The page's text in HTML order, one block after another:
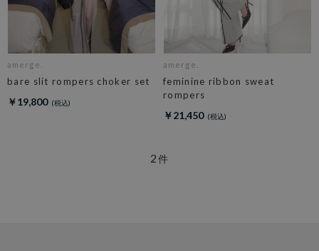
amerge.
bare slit rompers choker set
￥19,800
amerge.
feminine ribbon sweat
rompers
￥21,450
2件